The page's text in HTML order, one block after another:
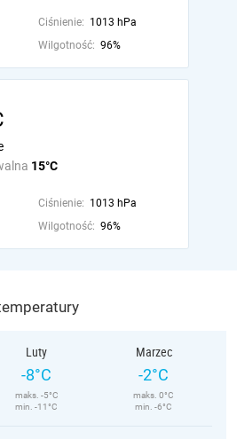
Ciśnienie: 1013 hPa
Wilgotność: 96%
15°C
Ciśnienie: 1013 hPa
Wilgotność: 96%
Luty
-8°C
maks. -5°C
min. -11°C
Marzec
-2°C
maks. 0°C
min. -6°C